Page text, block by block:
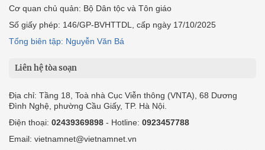
Cơ quan chủ quản: Bộ Dân tộc và Tôn giáo
Số giấy phép: 146/GP-BVHTTDL, cấp ngày 17/10/2025
Tổng biên tập: Nguyễn Văn Bá
Liên hệ tòa soạn
Địa chỉ: Tầng 18, Toà nhà Cục Viễn thông (VNTA), 68 Dương
Đình Nghệ, phường Cầu Giấy, TP. Hà Nội.
Điện thoại: 02439369898 - Hotline: 0923457788
Email: vietnamnet@vietnamnet.vn